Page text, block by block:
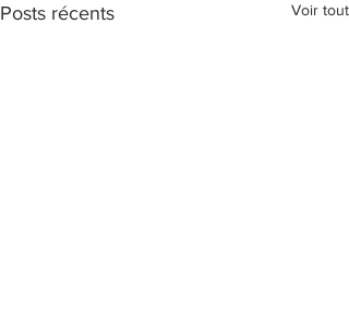
Posts récents Voir tout